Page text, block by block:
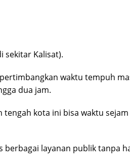
sekitar Kalisat).
waktu tempuh
dua jam.
tengah kota ini bisa waktu
berbagai layanan publik tanpa